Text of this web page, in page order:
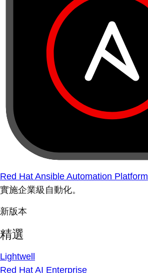
Red Hat Ansible Automation Platform
實施企業級自動化。
新版本
精選
Lightwell
Red Hat AI Enterprise